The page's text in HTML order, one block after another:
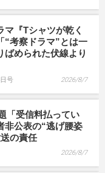
『Tシャツが乾く
“考察ドラマ”とは一
ばめられた伏線より
号 2026/8/7
「受信料払ってい
公表の“逃げ腰姿
の責任
2026/8/7